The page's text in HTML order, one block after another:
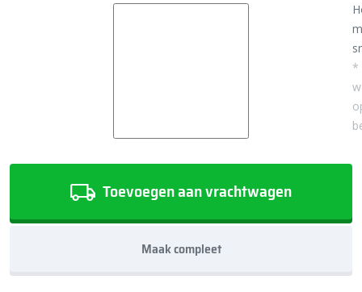
*
Toevoegen aan vrachtwagen
Maak compleet